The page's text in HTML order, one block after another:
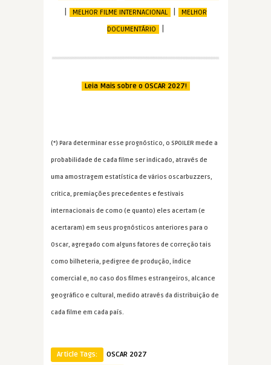
| MELHOR FILME INTERNACIONAL |
MELHOR
DOCUMENTÁRIO |
Leia Mais sobre o OSCAR 2027!
(*) Para determinar esse prognóstico, o SPOILER mede a
probabilidade de cada filme ser indicado, através de
uma amostragem estatística de vários oscarbuzzers,
critica, premiações precedentes e festivais
internacionais de como (e quanto) eles acertam (e
acertaram) em seus prognósticos anteriores para o
Oscar, agregado com alguns fatores de correção tais
como bilheteria, pedigree de produção, índice
comercial e, no caso dos filmes estrangeiros, alcance
geográfico e cultural, medido através da distribuição de
cada filme em cada país.
Article Tags:
OSCAR 2027